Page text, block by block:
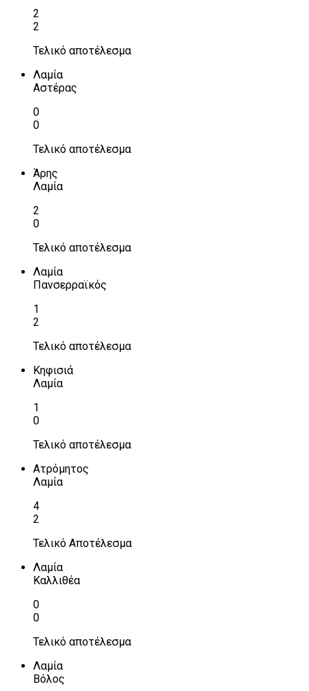
2
2
Τελικό αποτέλεσμα
Λαμία
Αστέρας
0
0
Τελικό αποτέλεσμα
Άρης
Λαμία
2
0
Τελικό αποτέλεσμα
Λαμία
Πανσερραϊκός
1
2
Τελικό αποτέλεσμα
Κηφισιά
Λαμία
1
0
Τελικό αποτέλεσμα
Ατρόμητος
Λαμία
4
2
Τελικό Αποτέλεσμα
Λαμία
Καλλιθέα
0
0
Τελικό αποτέλεσμα
Λαμία
Βόλος